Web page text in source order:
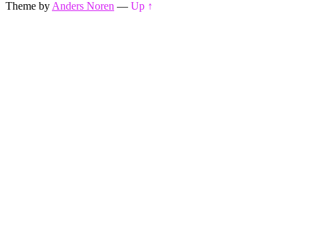
Theme by Anders Noren — Up ↑